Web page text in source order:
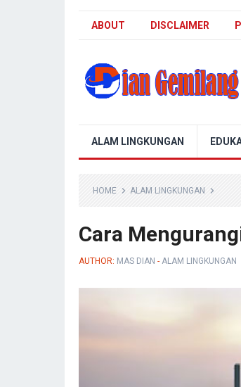
ABOUT DISCLAIMER
ALAM LINGKUNGAN
HOME ALAM LINGKUNGAN
Cara
AUTHOR: MAS DIAN - ALAM LINGKUNGAN